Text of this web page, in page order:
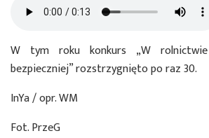
W tym roku konkurs „W rolnictwie
bezpieczniej” rozstrzygnięto po raz 30.
InYa / opr. WM
Fot. PrzeG